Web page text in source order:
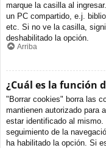
marque la casilla al
un PC compartido, e.j.
etc. Si no ve la casilla,
deshabilitado la opción.
Arriba
¿Cuál es la función
"Borrar cookies" borra las
mantienen autorizado para
estar identificado al
seguimiento de la
ha habilitado la opción. Si